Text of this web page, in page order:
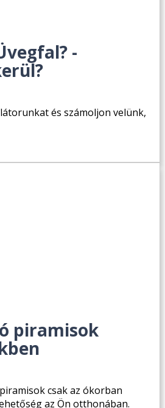
-
és számoljon velünk,
piramisok
csak az ókorban
az Ön otthonában.